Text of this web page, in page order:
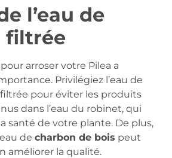
l’eau de
filtrée
arroser votre Pilea a
Privilégiez l’eau de
filtrée pour éviter les produits
dans l’eau du robinet, qui
santé de votre plante. De plus,
de charbon de bois peut
améliorer la qualité.